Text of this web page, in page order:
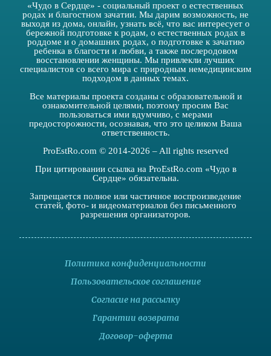
«Чудо в Сердце» - социальный проект о естественных
родах и благостном зачатии. Мы дарим возможность, не
выходя из дома, онлайн, узнать всё, что вас интересует о
бережной подготовке к родам, о естественных родах в
роддоме и о домашних родах, о подготовке к зачатию
ребенка в благости и любви, а также послеродовом
восстановлении женщины. Мы привлекли лучших
специалистов со всего мира с природным немедицинским
подходом в данных темах.
Все материалы проекта созданы с образовательной и
ознакомительной целями, поэтому просим Вас
пользоваться ими вдумчиво, с мерами
предосторожности, осознавая, что это целиком Ваша
ответственность.
ProEstRo.com © 2014-2026 – All rights reserved
При цитировании ссылка на ProEstRo.com «Чудо в
Сердце» обязательна.
Запрещается полное или частичное воспроизведение
статей, фото- и видеоматериалов без письменного
разрешения организаторов.
Политика конфиденциальности
Пользовательское соглашение
Согласие на рассылку
Гарантии возврата
Договор-оферта